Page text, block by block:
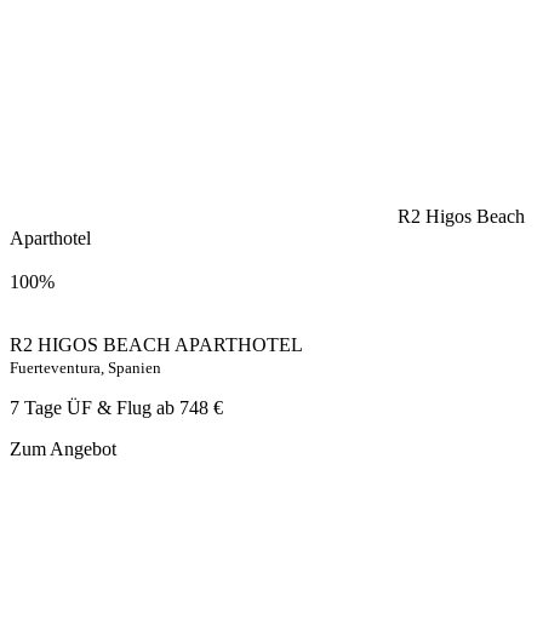
R2 Higos Beach
Aparthotel
100%
R2 HIGOS BEACH APARTHOTEL
Fuerteventura, Spanien
7 Tage ÜF & Flug ab 748 €
Zum Angebot